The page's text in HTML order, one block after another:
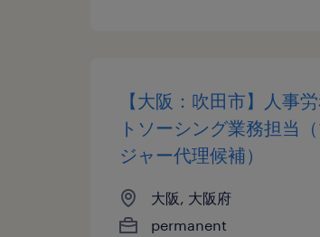
【大阪：吹田市】人事
トソーシング業務担当
ジャー代理候補）
大阪, 大阪府
permanent